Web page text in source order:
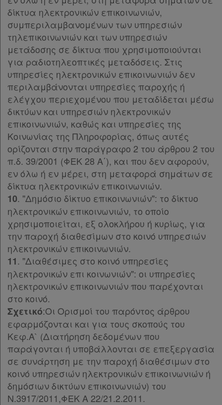
δίκτυα ηλεκτρονικών επικοινωνιών,
συμπεριλαμβανομένων των υπηρεσιών
τηλεπικοινωνιών και των υπηρεσιών
μετάδοσης σε δίκτυα που χρησιμοποιούνται
για ραδιοτηλεοπτικές μεταδόσεις. Στις
υπηρεσίες ηλεκτρονικών επικοινωνιών δεν
περιλαμβάνονται υπηρεσίες παροχής ή
ελέγχου περιεχομένου που μεταδίδεται μέσω
δικτύων και υπηρεσιών ηλεκτρονικών
επικοινωνιών, καθώς και υπηρεσίες της
Κοινωνίας της Πληροφορίας, όπως αυτές
ορίζονται στην παράγραφο 2 του άρθρου 2 του
π.δ. 39/2001 (ΦΕΚ 28 Α΄), και που δεν αφορούν,
εν όλω ή εν μέρει, στη μεταφορά σημάτων σε
δίκτυα ηλεκτρονικών επικοινωνιών.
10. "Δημόσιο δίκτυο επικοινωνιών": το δίκτυο
ηλεκτρονικών επικοινωνιών, το οποίο
χρησιμοποιείται, εξ ολοκλήρου ή κυρίως, για
την παροχή διαθεσίμων στο κοινό υπηρεσιών
ηλεκτρονικών επικοινωνιών.
11. "Διαθέσιμες στο κοινό υπηρεσίες
ηλεκτρονικών επι κοινωνιών": oι υπηρεσίες
ηλεκτρονικών επικοινωνιών που παρέχονται
στο κοινό.
Σχετικό:Οι Ορισμοί του παρόντος άρθρου
εφαρμόζονται και για τους σκοπούς του
Κεφ.Α` (Διατήρηση δεδομένων που
παράγονται ή υποβάλλονται σε επεξεργασία
σε συνάρτηση με την παροχή διαθέσιμων στο
κοινό υπηρεσιών ηλεκτρονικών επικοινωνιών ή
δημόσιων δικτύων επικοινωνιών) του
Ν.3917/2011,ΦΕΚ Α 22/21.2.2011.